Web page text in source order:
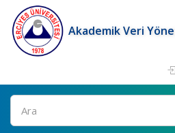
Akademik Veri
Ara